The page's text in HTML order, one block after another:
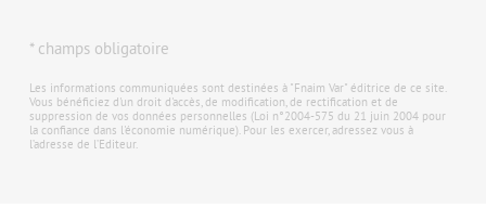
* champs obligatoire
Les informations communiquées sont destinées à "Fnaim Var" éditrice de ce site.
Vous bénéficiez d'un droit d'accès, de modification, de rectification et de
suppression de vos données personnelles (Loi n°2004-575 du 21 juin 2004 pour
la confiance dans l'économie numérique). Pour les exercer, adressez vous à
l’adresse de l’Editeur.